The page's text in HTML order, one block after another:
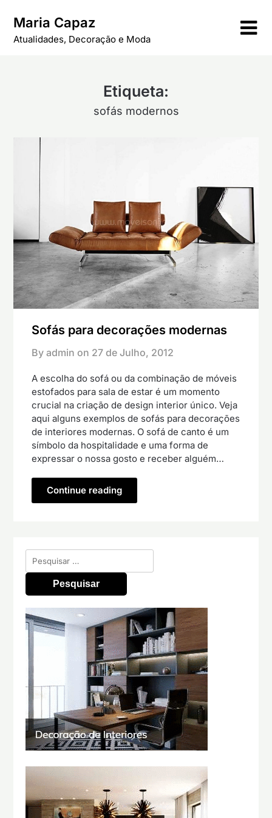
content
Maria Capaz
Atualidades, Decoração e Moda
Etiqueta:
sofás modernos
Sofás para decorações modernas
By admin on 27 de Julho, 2012
A escolha do sofá ou da combinação de móveis
estofados para sala de estar é um momento
crucial na criação de design interior único. Veja
aqui alguns exemplos de sofás para decorações
de interiores modernas. O sofá de canto é um
símbolo da hospitalidade e uma forma de
expressar o nossa gosto e receber alguém…
Continue reading
Pesquisar
por: